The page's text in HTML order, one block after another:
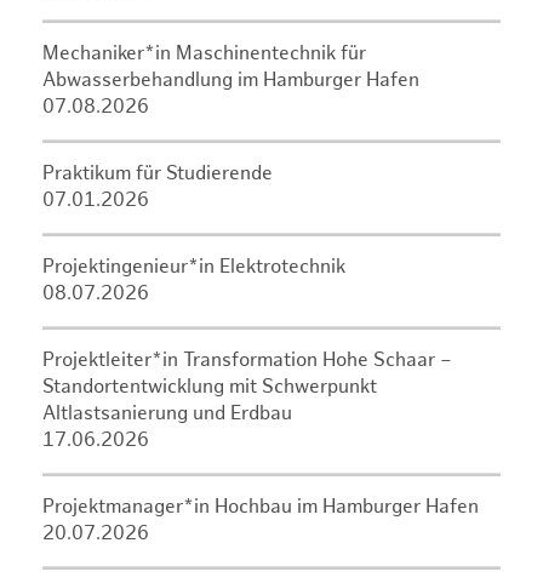
Mechaniker*in Maschinentechnik für
Abwasserbehandlung im Hamburger Hafen
07.08.2026
Praktikum für Studierende
07.01.2026
Projektingenieur*in Elektrotechnik
08.07.2026
Projektleiter*in Transformation Hohe Schaar –
Standortentwicklung mit Schwerpunkt
Altlastsanierung und Erdbau
17.06.2026
Projektmanager*in Hochbau im Hamburger Hafen
20.07.2026